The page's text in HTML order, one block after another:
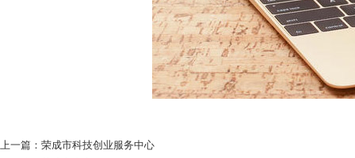
上一篇： 荣成市科技创业服务中心